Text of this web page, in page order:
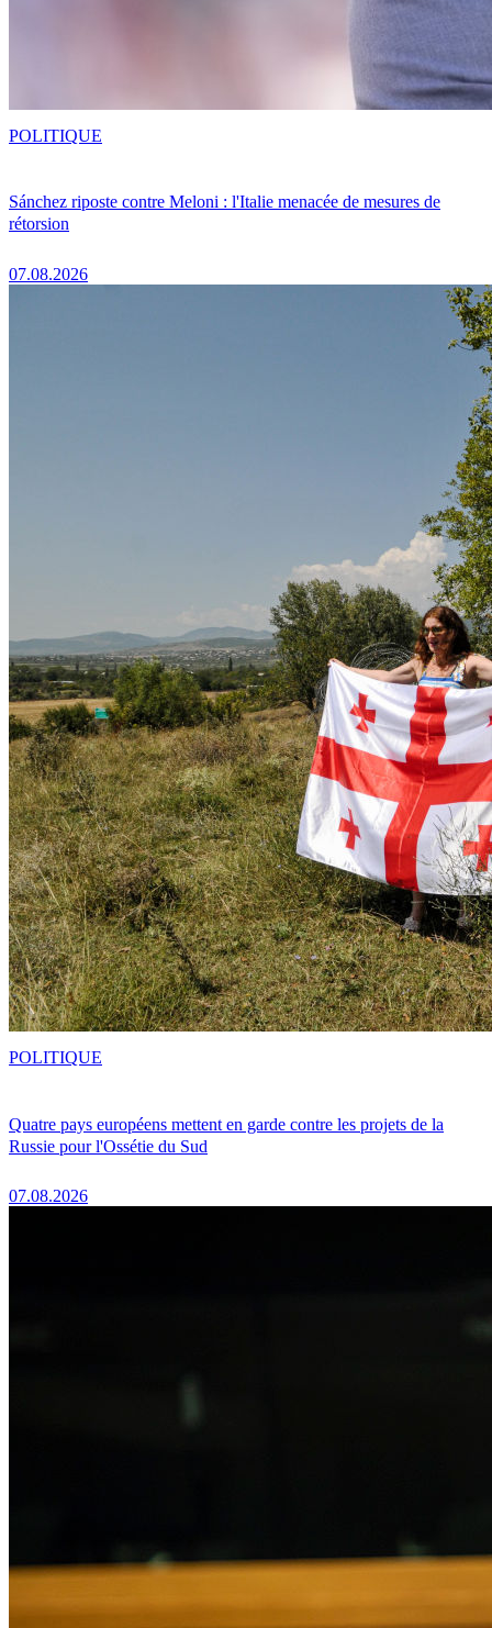
Sánchez riposte contre Meloni : l'Italie menacée de mesures de
rétorsion
07.08.2026
POLITIQUE
Quatre pays européens mettent en garde contre les projets de la
Russie pour l'Ossétie du Sud
07.08.2026
POLITIQUE